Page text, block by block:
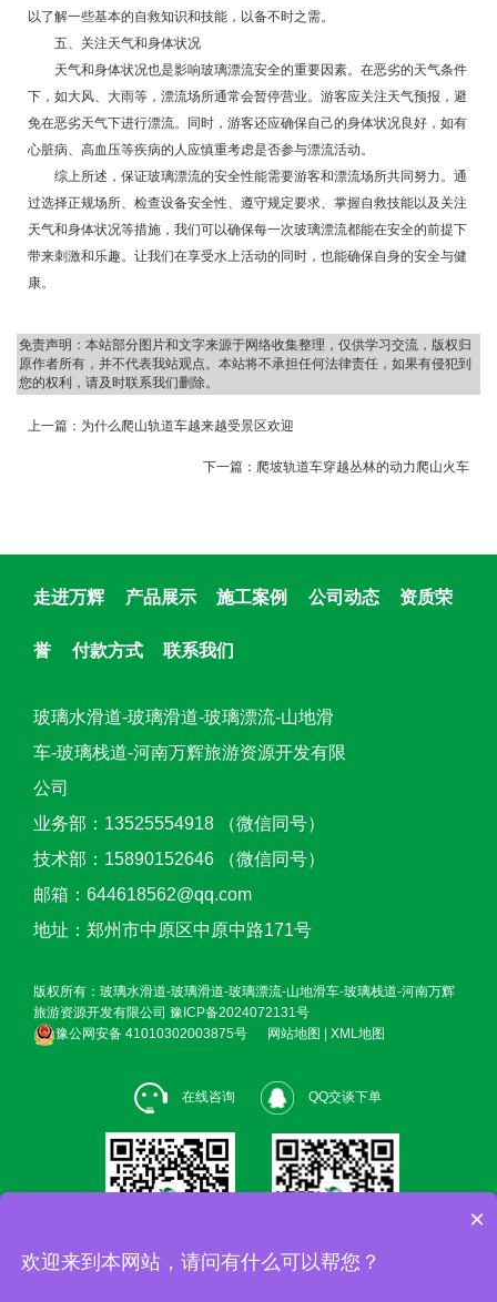
以了解一些基本的自救知识和技能，以备不时之需。
五、关注天气和身体状况
天气和身体状况也是影响玻璃漂流安全的重要因素。在恶劣的天气条件
下，如大风、大雨等，漂流场所通常会暂停营业。游客应关注天气预报，避
免在恶劣天气下进行漂流。同时，游客还应确保自己的身体状况良好，如有
心脏病、高血压等疾病的人应慎重考虑是否参与漂流活动。
综上所述，保证玻璃漂流的安全性能需要游客和漂流场所共同努力。通
过选择正规场所、检查设备安全性、遵守规定要求、掌握自救技能以及关注
天气和身体状况等措施，我们可以确保每一次玻璃漂流都能在安全的前提下
带来刺激和乐趣。让我们在享受水上活动的同时，也能确保自身的安全与健
康。
免责声明：本站部分图片和文字来源于网络收集整理，仅供学习交流，版权归
原作者所有，并不代表我站观点。本站将不承担任何法律责任，如果有侵犯到
您的权利，请及时联系我们删除。
上一篇： 为什么爬山轨道车越来越受景区欢迎
下一篇： 爬坡轨道车穿越丛林的动力爬山火车
走进万辉 产品展示 施工案例 公司动态 资质荣
誉 付款方式 联系我们
玻璃水滑道-玻璃滑道-玻璃漂流-山地滑
车-玻璃栈道-河南万辉旅游资源开发有限
公司
业务部：13525554918 （微信同号）
技术部：15890152646 （微信同号）
邮箱：644618562@qq.com
地址：郑州市中原区中原中路171号
版权所有：玻璃水滑道-玻璃滑道-玻璃漂流-山地滑车-玻璃栈道-河南万辉
旅游资源开发有限公司 豫ICP备2024072131号
豫公网安备 41010302003875号
网站地图 | XML地图
在线咨询 QQ交谈下单
×
欢迎来到本网站，请问有什么可以帮您？